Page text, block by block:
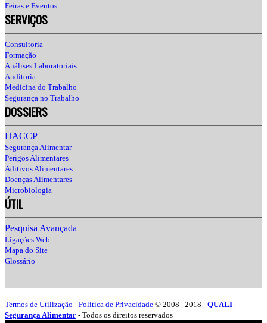
Feiras e Eventos
SERVIÇOS
Consultoria
Formação
Análises Laboratoriais
Auditoria
Medicina do Trabalho
Segurança no Trabalho
DOSSIERS
HACCP
Segurança Alimentar
Perigos Alimentares
Aditivos Alimentares
Doenças Alimentares
Microbiologia
ÚTIL
Pesquisa Avançada
Ligações Web
Mapa do Site
Glossário
Termos de Utilização - Política de Privacidade © 2008 | 2018 - QUALI |
Segurança Alimentar - Todos os direitos reservados